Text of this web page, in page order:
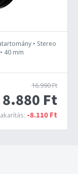
• Stereo
40 mm
16.990 Ft
8.880 Ft
-8.110 Ft